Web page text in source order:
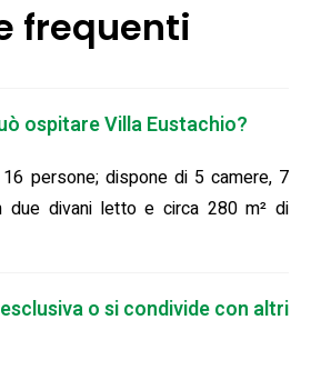
frequenti
ospitare Villa Eustachio?
persone; dispone di 5 camere, 7
due divani letto e circa 280 m² di
o si condivide con altri